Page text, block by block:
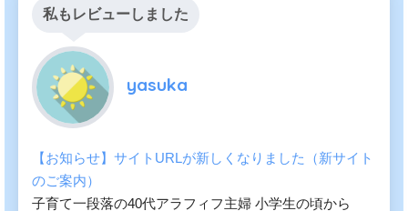
私もレビューしました
yasuka
【お知らせ】サイトURLが新しくなりました（新サイト
のご案内）
子育て一段落の40代アラフィフ主婦 小学生の頃から